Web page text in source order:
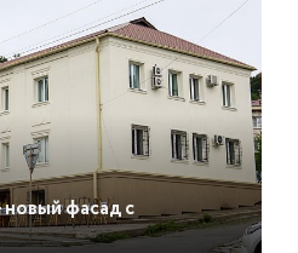
новый фасад с